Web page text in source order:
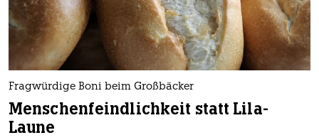
Fragwürdige Boni beim Großbäcker
Menschenfeindlichkeit statt Lila-
Laune